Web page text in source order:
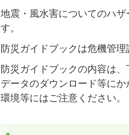
地震・風水害についてのハ
す。
防災ガイドブックは危機管理
防災ガイドブックの内容は
データのダウンロード等に
環境等にはご注意ください。